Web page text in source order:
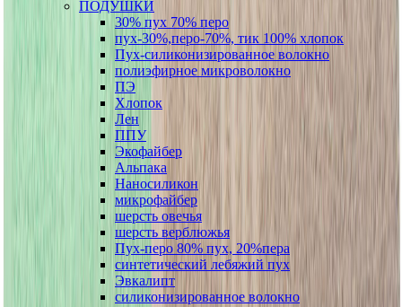
ПОДУШКИ
30% пух 70% перо
пух-30%,перо-70%, тик 100% хлопок
Пух-силиконизированное волокно
полиэфирное микроволокно
ПЭ
Хлопок
Лен
ППУ
Экофайбер
Альпака
Наносиликон
микрофайбер
шерсть овечья
шерсть верблюжья
Пух-перо 80% пух, 20%пера
синтетический лебяжий пух
Эвкалипт
силиконизированное волокно